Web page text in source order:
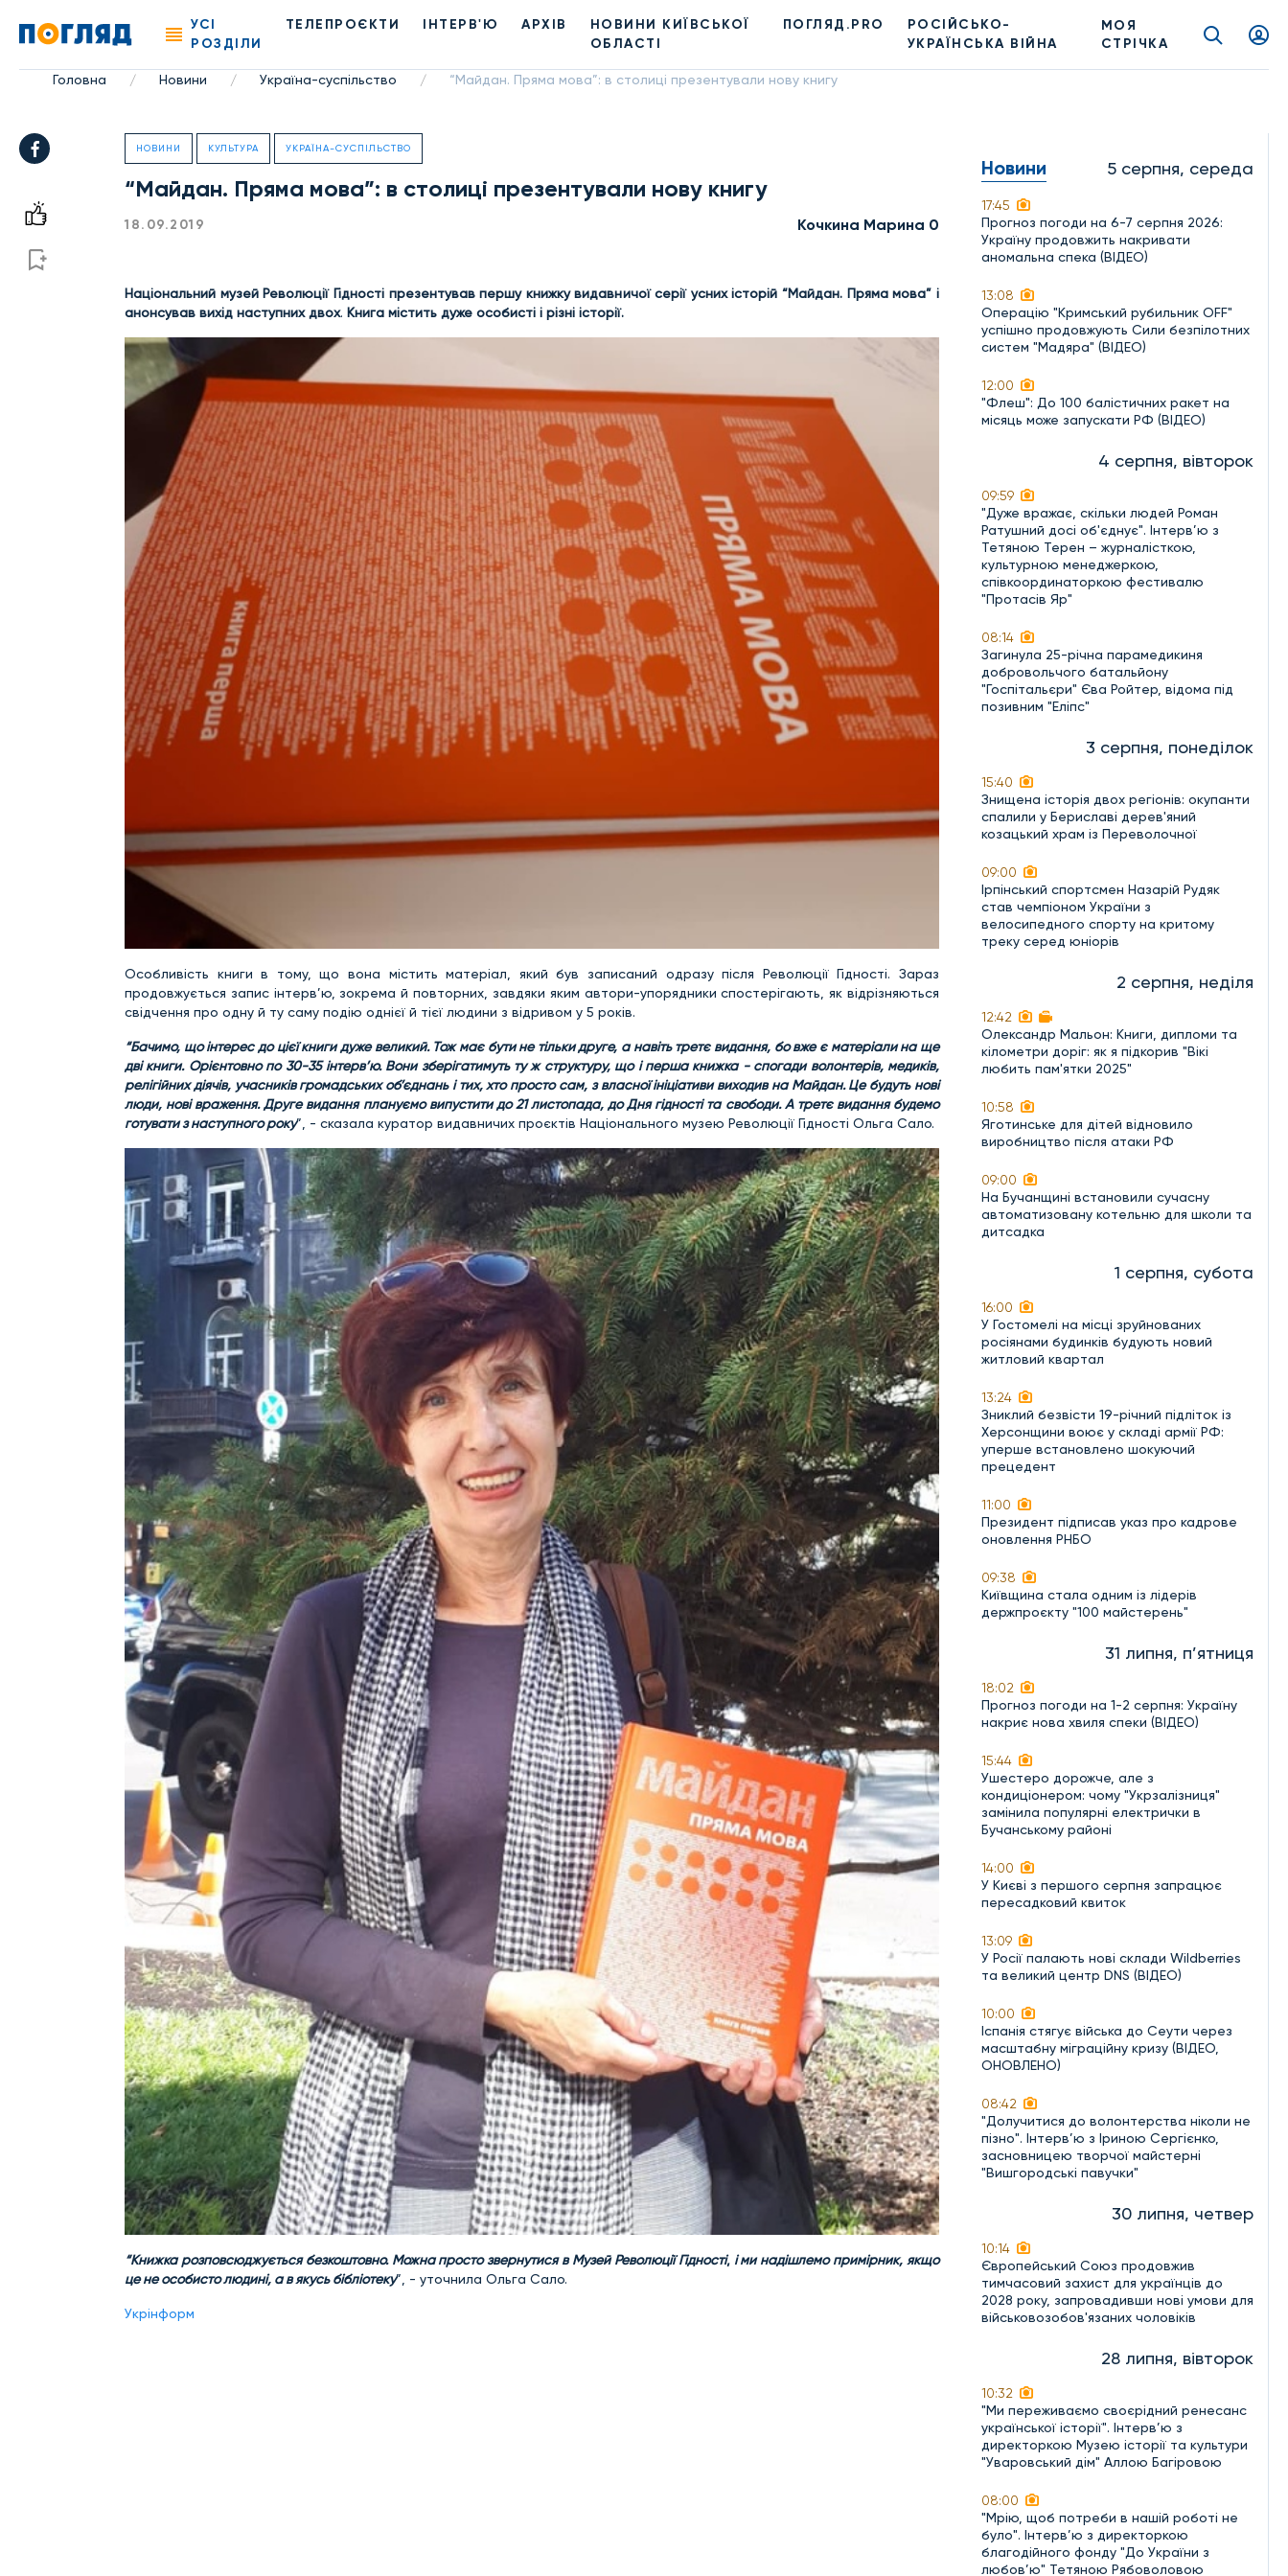
УСІ
РОЗДІЛИ
ТЕЛЕПРОЄКТИ ІНТЕРВ'Ю АРХІВ
НОВИНИ КИЇВСЬКОЇ
ОБЛАСТІ
ПОГЛЯД.PRO
РОСІЙСЬКО-
УКРАЇНСЬКА ВІЙНА
МОЯ
СТРІЧКА
Головна / Новини / Україна-суспільство / “Майдан. Пряма мова”: в столиці презентували нову книгу
НОВИНИ КУЛЬТУРА УКРАЇНА-СУСПІЛЬСТВО
“Майдан. Пряма мова”: в столиці презентували нову книгу
18.09.2019 Кочкина Марина 0
Національний музей Революції Гідності презентував першу книжку видавничої серії усних історій “Майдан. Пряма мова” і
анонсував вихід наступних двох. Книга містить дуже особисті і різні історії.
Особливість книги в тому, що вона містить матеріал, який був записаний одразу після Революції Гідності. Зараз
продовжується запис інтерв’ю, зокрема й повторних, завдяки яким автори-упорядники спостерігають, як відрізняються
свідчення про одну й ту саму подію однієї й тієї людини з відривом у 5 років.
“Бачимо, що інтерес до цієї книги дуже великий. Тож має бути не тільки друге, а навіть третє видання, бо вже є матеріали на ще
дві книги. Орієнтовно по 30-35 інтерв’ю. Вони зберігатимуть ту ж структуру, що і перша книжка - спогади волонтерів, медиків,
релігійних діячів, учасників громадських об’єднань і тих, хто просто сам, з власної ініціативи виходив на Майдан. Це будуть нові
люди, нові враження. Друге видання плануємо випустити до 21 листопада, до Дня гідності та свободи. А третє видання будемо
готувати з наступного року”, - сказала куратор видавничих проєктів Національного музею Революції Гідності Ольга Сало.
“Книжка розповсюджується безкоштовно. Можна просто звернутися в Музей Революції Гідності,і ми надішлемо примірник, якщо
це не особисто людині, а в якусь бібліотеку”, - уточнила Ольга Сало.
Укрінформ
Новини 5 серпня, середа
17:45
Прогноз погоди на 6-7 серпня 2026:
Україну продовжить накривати
аномальна спека (ВІДЕО)
13:08
Операцію "Кримський рубильник OFF"
успішно продовжують Сили безпілотних
систем "Мадяра" (ВІДЕО)
12:00
"Флеш": До 100 балістичних ракет на
місяць може запускати РФ (ВІДЕО)
4 серпня, вівторок
09:59
"Дуже вражає, скільки людей Роман
Ратушний досі об'єднує". Інтерв’ю з
Тетяною Терен – журналісткою,
культурною менеджеркою,
співкоординаторкою фестивалю
"Протасів Яр"
08:14
Загинула 25-річна парамедикиня
добровольчого батальйону
"Госпітальєри" Єва Ройтер, відома під
позивним "Еліпс"
3 серпня, понеділок
15:40
Знищена історія двох регіонів: окупанти
спалили у Бериславі дерев'яний
козацький храм із Переволочної
09:00
Ірпінський спортсмен Назарій Рудяк
став чемпіоном України з
велосипедного спорту на критому
треку серед юніорів
2 серпня, неділя
12:42
Олександр Мальон: Книги, дипломи та
кілометри доріг: як я підкорив "Вікі
любить пам'ятки 2025"
10:58
Яготинське для дітей відновило
виробництво після атаки РФ
09:00
На Бучанщині встановили сучасну
автоматизовану котельню для школи та
дитсадка
1 серпня, субота
16:00
У Гостомелі на місці зруйнованих
росіянами будинків будують новий
житловий квартал
13:24
Зниклий безвісти 19-річний підліток із
Херсонщини воює у складі армії РФ:
уперше встановлено шокуючий
прецедент
11:00
Президент підписав указ про кадрове
оновлення РНБО
09:38
Київщина стала одним із лідерів
держпроєкту "100 майстерень"
31 липня, п’ятниця
18:02
Прогноз погоди на 1-2 серпня: Україну
накриє нова хвиля спеки (ВІДЕО)
15:44
Ушестеро дорожче, але з
кондиціонером: чому "Укрзалізниця"
замінила популярні електрички в
Бучанському районі
14:00
У Києві з першого серпня запрацює
пересадковий квиток
13:09
У Росії палають нові склади Wildberries
та великий центр DNS (ВІДЕО)
10:00
Іспанія стягує війська до Сеути через
масштабну міграційну кризу (ВІДЕО,
ОНОВЛЕНО)
08:42
"Долучитися до волонтерства ніколи не
пізно". Інтерв’ю з Іриною Сергієнко,
засновницею творчої майстерні
"Вишгородські павучки"
30 липня, четвер
10:14
Європейський Союз продовжив
тимчасовий захист для українців до
2028 року, запровадивши нові умови для
військовозобов'язаних чоловіків
28 липня, вівторок
10:32
"Ми переживаємо своєрідний ренесанс
української історії". Інтерв’ю з
директоркою Музею історії та культури
"Уваровський дім" Аллою Багіровою
08:00
"Мрію, щоб потреби в нашій роботі не
було". Інтерв’ю з директоркою
благодійного фонду "До України з
любов’ю" Тетяною Рябоволовою